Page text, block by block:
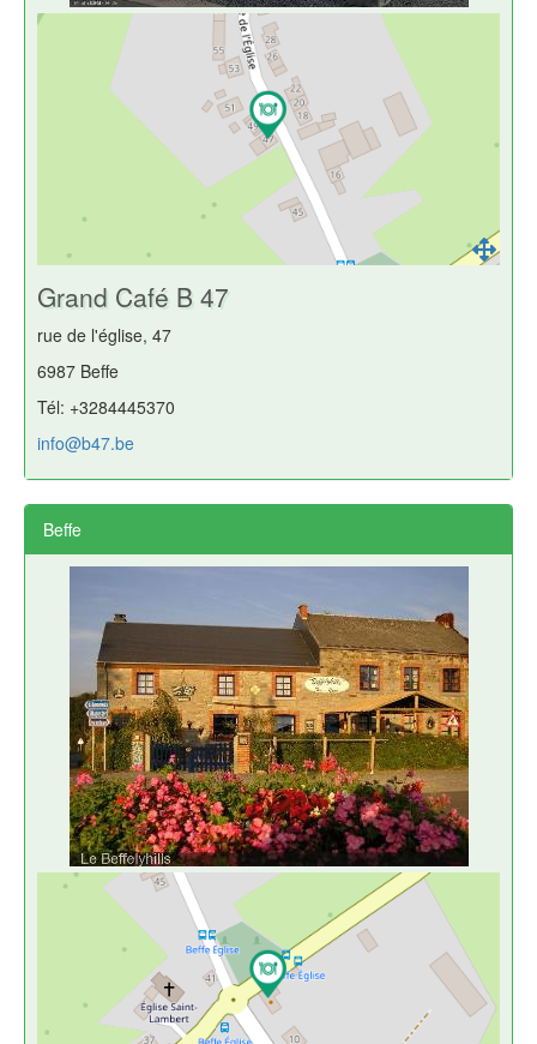
Grand Café B 47
rue de l'église, 47
6987 Beffe
Tél: +3284445370
info@b47.be
Beffe